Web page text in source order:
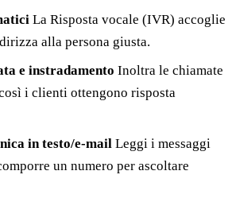
La Risposta vocale (IVR) accoglie
alla persona giusta.
e instradamento Inoltra le chiamate
i clienti ottengono risposta
in testo/e-mail Leggi i messaggi
un numero per ascoltare